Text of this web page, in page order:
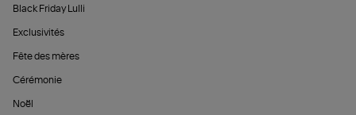
Black Friday Lulli
Exclusivités
Fête des mères
Cérémonie
Noël